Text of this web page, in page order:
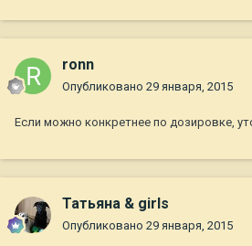
ronn
Опубликовано 29 января, 2015
Если можно конкретнее по дозировке,
Татьяна & girls
Опубликовано 29 января, 2015